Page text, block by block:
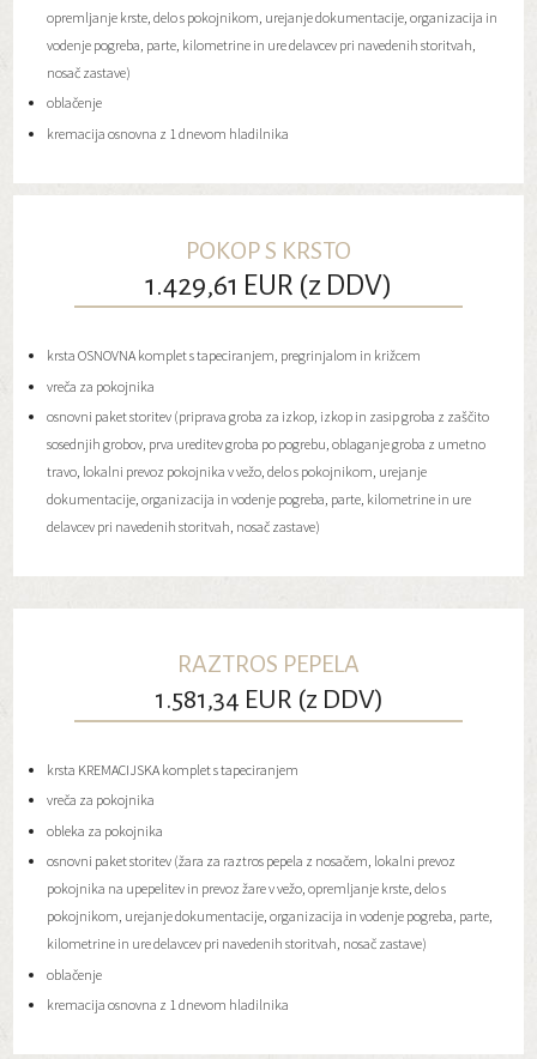
opremljanje krste, delo s pokojnikom, urejanje dokumentacije, organizacija in
vodenje pogreba, parte, kilometrine in ure delavcev pri navedenih storitvah,
nosač zastave)
oblačenje
kremacija osnovna z 1 dnevom hladilnika
POKOP S KRSTO
1.429,61 EUR (z DDV)
krsta OSNOVNA komplet s tapeciranjem, pregrinjalom in križcem
vreča za pokojnika
osnovni paket storitev (priprava groba za izkop, izkop in zasip groba z zaščito
sosednjih grobov, prva ureditev groba po pogrebu, oblaganje groba z umetno
travo, lokalni prevoz pokojnika v vežo, delo s pokojnikom, urejanje
dokumentacije, organizacija in vodenje pogreba, parte, kilometrine in ure
delavcev pri navedenih storitvah, nosač zastave)
RAZTROS PEPELA
1.581,34 EUR (z DDV)
krsta KREMACIJSKA komplet s tapeciranjem
vreča za pokojnika
obleka za pokojnika
osnovni paket storitev (žara za raztros pepela z nosačem, lokalni prevoz
pokojnika na upepelitev in prevoz žare v vežo, opremljanje krste, delo s
pokojnikom, urejanje dokumentacije, organizacija in vodenje pogreba, parte,
kilometrine in ure delavcev pri navedenih storitvah, nosač zastave)
oblačenje
kremacija osnovna z 1 dnevom hladilnika